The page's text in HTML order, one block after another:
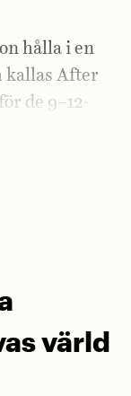
hålla i en
kallas After
de 9–12-
värld